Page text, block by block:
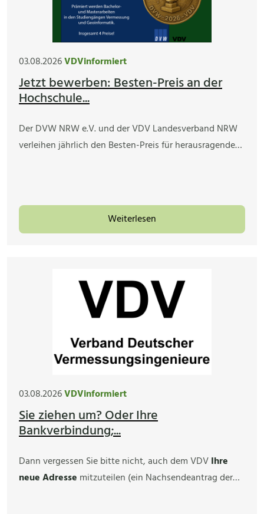
03.08.2026VDVinformiert
Jetzt bewerben: Besten-Preis an der
Hochschule...
Der DVW NRW e.V. und der VDV Landesverband NRW
verleihen jährlich den Besten-Preis für herausragende…
Weiterlesen
03.08.2026VDVinformiert
Sie ziehen um? Oder Ihre
Bankverbindung;...
Dann vergessen Sie bitte nicht, auch dem VDVIhre
neue Adresse mitzuteilen (ein Nachsendeantrag der…